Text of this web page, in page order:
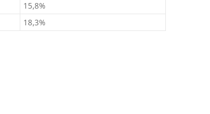
15,8%
18,3%